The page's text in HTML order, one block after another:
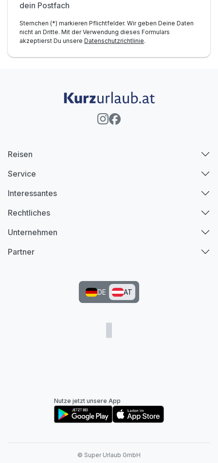
dein Postfach
Sternchen (*) markieren Pflichtfelder. Wir geben Deine Daten
nicht an Dritte. Mit der Verwendung dieses Formulars
akzeptierst Du unsere Datenschutzrichtlinie.
Reisen
Service
Interessantes
Rechtliches
Unternehmen
Partner
DE AT
Nutze jetzt unsere App
© Super Urlaub GmbH